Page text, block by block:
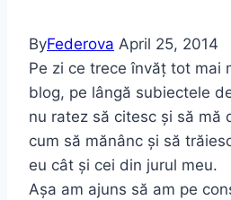
ByFederova April 25, 2014
Pe zi ce trece învăț tot mai
blog, pe lângă subiectele
nu ratez să citesc și să mă
cum să mănânc și să
eu cât și cei din jurul meu.
Așa am ajuns să am pe